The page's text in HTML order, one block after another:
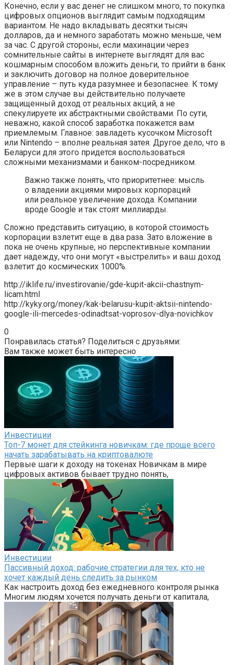
Конечно, если у вас денег не слишком много, то покупка
цифровых опционов выглядит самым подходящим
вариантом. Не надо вкладывать десятки тысяч
долларов, да и немного заработать можно меньше, чем
за час. С другой стороны, если махинации через
сомнительные сайты в интернете выглядят для вас
кошмарным способом вложить деньги, то прийти в банк
и заключить договор на полное доверительное
управление – путь куда разумнее и безопаснее. К тому
же в этом случае вы действительно получаете
защищенный доход от реальных акций, а не
спекулируете их абстрактными свойствами. По сути,
неважно, какой способ заработка покажется вам
приемлемым. Главное: завладеть кусочком Microsoft
или Nintendo – вполне реальная затея. Другое дело, что в
Беларуси для этого придется воспользоваться
сложными механизмами и банком-посредником.
Важно также понять, что приоритетнее: мысль
о владении акциями мировых корпораций
или реальное увеличение дохода. Компании
вроде Google и так стоят миллиарды.
Сложно представить ситуацию, в которой стоимость
корпорации взлетит еще в два раза. Зато вложение в
пока не очень крупные, но перспективные компании
дает надежду, что они могут «выстрелить» и ваш доход
взлетит до космических 1000%.
http://iklife.ru/investirovanie/gde-kupit-akcii-chastnym-
licam.html
http://kyky.org/money/kak-belarusu-kupit-aktsii-nintendo-
google-ili-mercedes-odinadtsat-voprosov-dlya-novichkov
0
Понравилась статья? Поделиться с друзьями:
Вам также может быть интересно
Инвестиции
Топ-7 монет для стейкинга новичкам: где проще всего
начать зарабатывать на криптовалюте
Первые шаги к доходу на токенах Новичкам в мире
цифровых активов бывает трудно понять,
Инвестиции
Пассивный доход: рабочие стратегии для тех, кто не
хочет каждый день следить за рынком
Как настроить доход без ежедневного контроля рынка
Многим людям хочется получать деньги от капитала,